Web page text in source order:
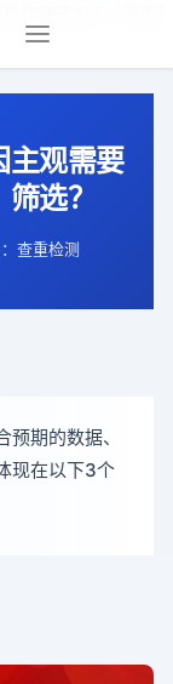
主观需要
选？
查重检测
期的数据、
现在以下3个